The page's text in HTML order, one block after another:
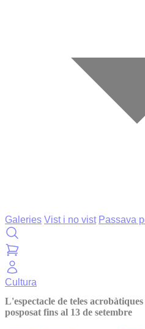
Galeries Vist i no vist Passava
Cultura
L'espectacle de teles
posposat fins al 13 de setembre